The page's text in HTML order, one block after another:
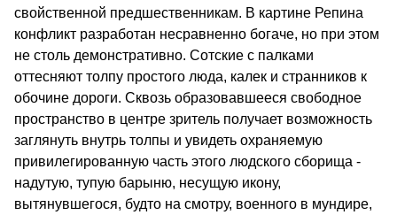
свойственной предшественникам. В картине Репина
конфликт разработан несравненно богаче, но при этом
не столь демонстративно. Сотские с палками
оттесняют толпу простого люда, калек и странников к
обочине дороги. Сквозь образовавшееся свободное
пространство в центре зритель получает возможность
заглянуть внутрь толпы и увидеть охраняемую
привилегированную часть этого людского сборища -
надутую, тупую барыню, несущую икону,
вытянувшегося, будто на смотру, военного в мундире,